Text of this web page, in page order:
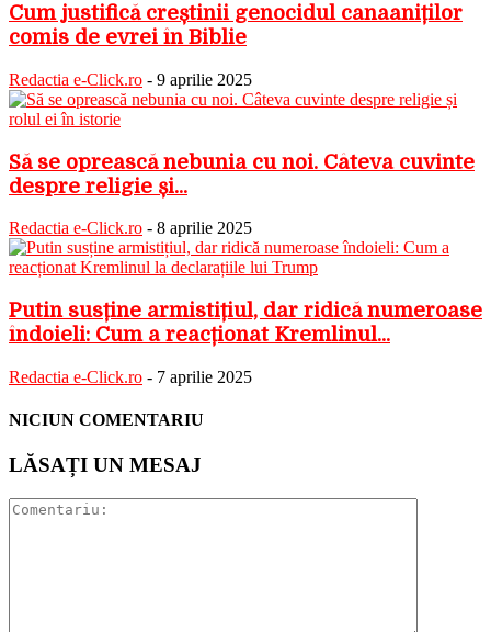
Cum justifică creștinii genocidul canaaniților
comis de evrei în Biblie
Redactia e-Click.ro - 9 aprilie 2025
Să se oprească nebunia cu noi. Câteva cuvinte
despre religie și...
Redactia e-Click.ro - 8 aprilie 2025
Putin susține armistițiul, dar ridică numeroase
îndoieli: Cum a reacționat Kremlinul...
Redactia e-Click.ro - 7 aprilie 2025
NICIUN COMENTARIU
LĂSAȚI UN MESAJ